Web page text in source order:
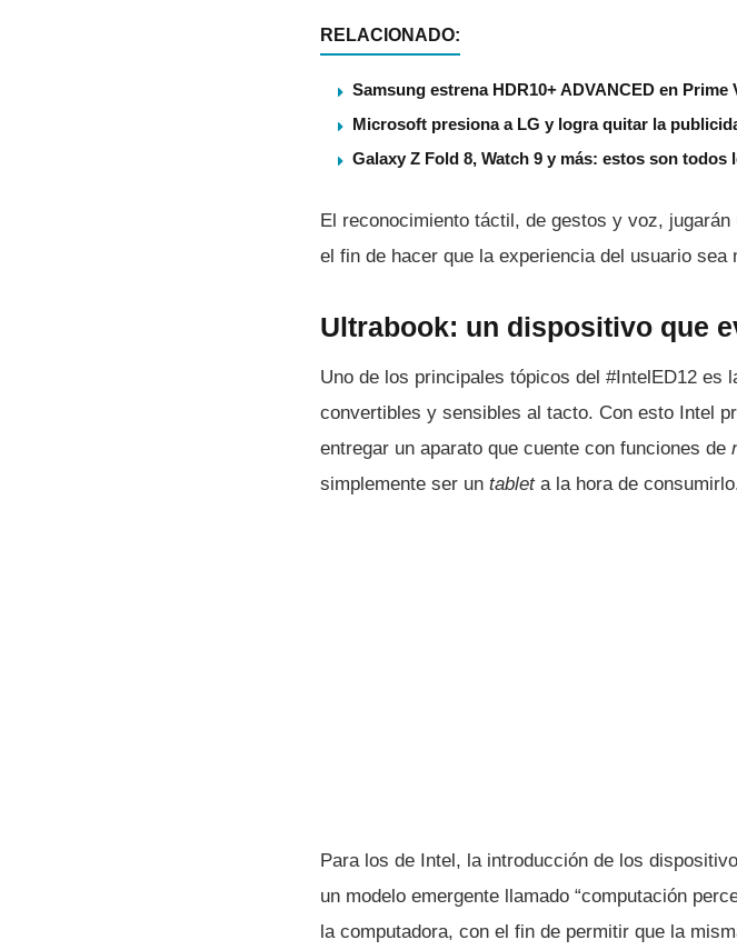
RELACIONADO:
Samsung estrena HDR10+ ADVANCED en
Microsoft presiona a LG y logra quitar la
Galaxy Z Fold 8, Watch 9 y más: estos son
El reconocimiento táctil, de gestos y voz,
el fin de hacer que la experiencia del usuario sea
Ultrabook: un dispositivo que
Uno de los principales tópicos del #IntelED12
convertibles y sensibles al tacto. Con esto Intel
entregar un aparato que cuente con funciones de
simplemente ser un tableta la hora de
Para los de Intel, la introducción de los
un modelo emergente llamado “computación
la computadora, con el fin de permitir que la